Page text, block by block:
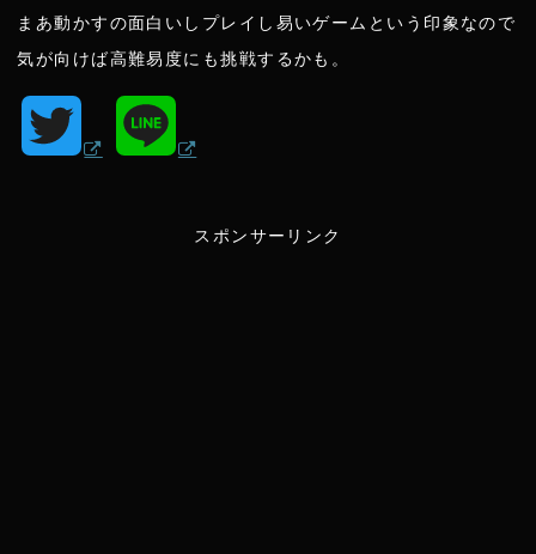
まあ動かすの面白いしプレイし易いゲームという印象なので
気が向けば高難易度にも挑戦するかも。
スポンサーリンク